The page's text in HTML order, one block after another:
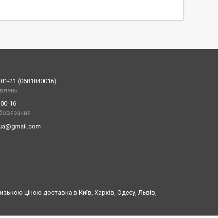
21
0681840016
16
ціною доставка в Київ, Харків, Одесу, Львів,